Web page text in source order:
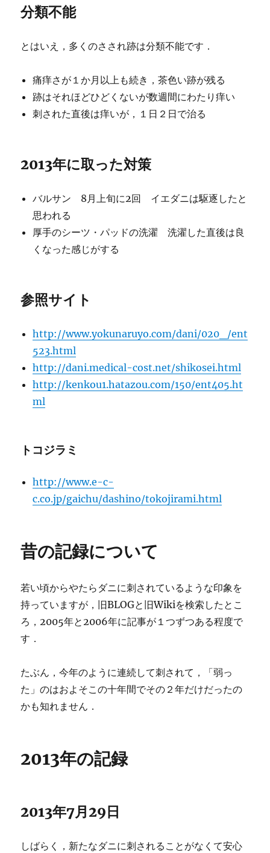
分類不能
とはいえ，多くのさされ跡は分類不能です．
痛痒さが１か月以上も続き，茶色い跡が残る
跡はそれほどひどくないが数週間にわたり痒い
刺された直後は痒いが，１日２日で治る
2013年に取った対策
バルサン 8月上旬に2回 イエダニは駆逐したと
思われる
厚手のシーツ・パッドの洗濯 洗濯した直後は良
くなった感じがする
参照サイト
http://www.yokunaruyo.com/dani/020_/ent
523.html
http://dani.medical-cost.net/shikosei.html
http://kenkou1.hatazou.com/150/ent405.ht
ml
トコジラミ
http://www.e-c-
c.co.jp/gaichu/dashino/tokojirami.html
昔の記録について
若い頃からやたらダニに刺されているような印象を
持っていますが，旧BLOGと旧Wikiを検索したとこ
ろ，2005年と2006年に記事が１つずつある程度で
す．
たぶん，今年のように連続して刺されて，「弱っ
た」のはおよそこの十年間でその２年だけだったの
かも知れません．
2013年の記録
2013年7月29日
しばらく，新たなダニに刺されることがなくて安心